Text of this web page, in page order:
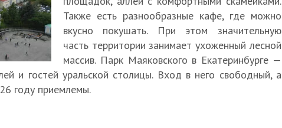
Также есть разнообразные кафе, где можно
вкусно покушать. При этом значительную
часть территории занимает ухоженный лесной
массив. Парк Маяковского в Екатеринбурге —
и гостей уральской столицы. Вход в него свободный, а
году приемлемы.